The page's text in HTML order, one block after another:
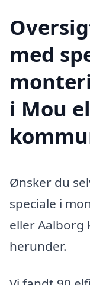
med
i Mou
Ønsker du
speciale i
eller Aalborg
herunder.